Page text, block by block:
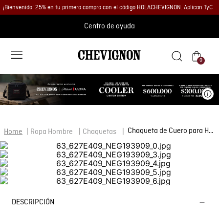
¡Bienvenido! 25% en tu primera compra con el código HOLACHEVIGNON. Aplican TyC
Centro de ayuda
0
Ropa Hombre Chaquetas Chaqueta de Cuero para Hombre
DESCRIPCIÓN